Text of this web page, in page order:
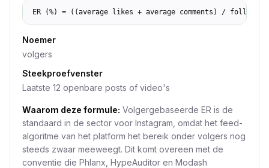
ER (%) = ((average likes + average comments) /
Noemer
volgers
Steekproefvenster
Laatste 12 openbare posts of video's
Waarom deze formule: Volgergebaseerde ER is de
standaard in de sector voor Instagram, omdat het feed-
algoritme van het platform het bereik onder volgers nog
steeds zwaar meeweegt. Dit komt overeen met de
conventie die Phlanx, HypeAuditor en Modash